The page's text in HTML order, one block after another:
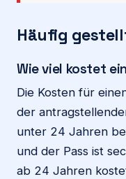
Häufig
Wie viel kostet
Die Kosten für
der
unter 24 Jahren
und der Pass ist
ab 24 Jahren